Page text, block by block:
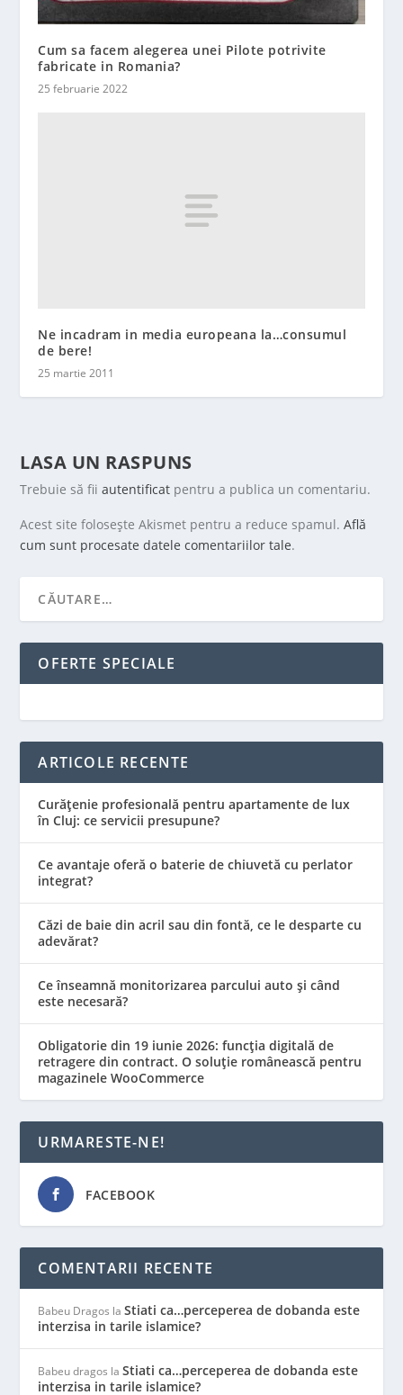
Cum sa facem alegerea unei Pilote potrivite
fabricate in Romania?
25 februarie 2022
Ne incadram in media europeana la…consumul
de bere!
25 martie 2011
LASA UN RASPUNS
Trebuie să fiiautentificat pentru a publica un comentariu.
Acest site folosește Akismet pentru a reduce spamul.Află
cum sunt procesate datele comentariilor tale.
OFERTE SPECIALE
ARTICOLE RECENTE
Curățenie profesională pentru apartamente de lux
în Cluj: ce servicii presupune?
Ce avantaje oferă o baterie de chiuvetă cu perlator
integrat?
Căzi de baie din acril sau din fontă, ce le desparte cu
adevărat?
Ce înseamnă monitorizarea parcului auto și când
este necesară?
Obligatorie din 19 iunie 2026: funcția digitală de
retragere din contract. O soluție românească pentru
magazinele WooCommerce
URMARESTE-NE!
FACEBOOK
COMENTARII RECENTE
Babeu Dragos laStiati ca…perceperea de dobanda este
interzisa in tarile islamice?
Babeu dragos laStiati ca…perceperea de dobanda este
interzisa in tarile islamice?